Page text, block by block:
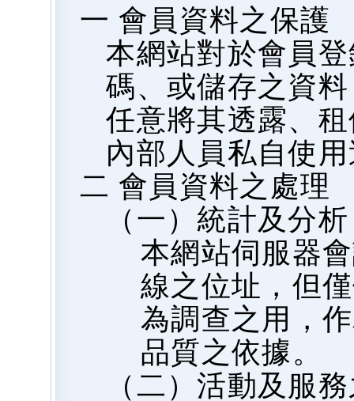
一 會員資料之保護
本網站對於會員
碼、或儲存之資
任意將其透露、
內部人員私自使
二 會員資料之處理
（一）統計及分析
本網站伺服器
線之位址，但
為調查之用，
品質之依據。
（二）活動及服